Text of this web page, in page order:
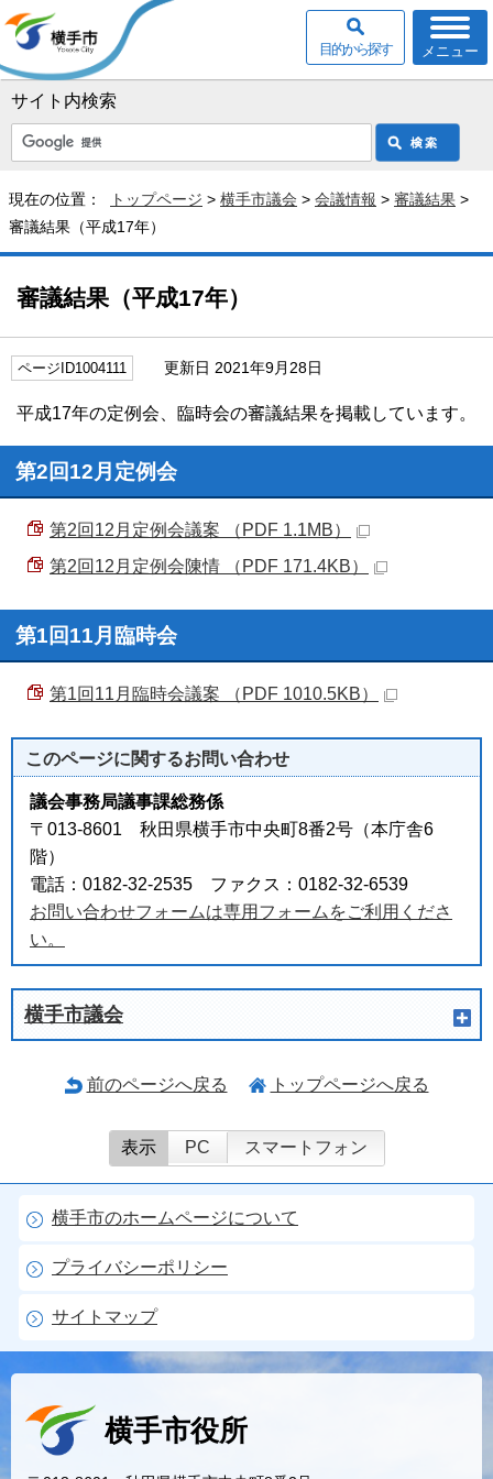
サイト内検索
メニュー
目的から探す
現在の位置： トップページ > 横手市議会 > 会議情報 > 審議結果 >
審議結果（平成17年）
審議結果（平成17年）
ページID1004111 更新日 2021年9月28日
平成17年の定例会、臨時会の審議結果を掲載しています。
第2回12月定例会
第2回12月定例会議案 （PDF 1.1MB）
第2回12月定例会陳情 （PDF 171.4KB）
第1回11月臨時会
第1回11月臨時会議案 （PDF 1010.5KB）
このページに関するお問い合わせ
議会事務局議事課総務係
〒013-8601 秋田県横手市中央町8番2号（本庁舎6
階）
電話：0182-32-2535 ファクス：0182-32-6539
お問い合わせフォームは専用フォームをご利用くださ
い。
横手市議会
前のページへ戻る トップページへ戻る
表示 PC スマートフォン
横手市のホームページについて
プライバシーポリシー
サイトマップ
横手市役所